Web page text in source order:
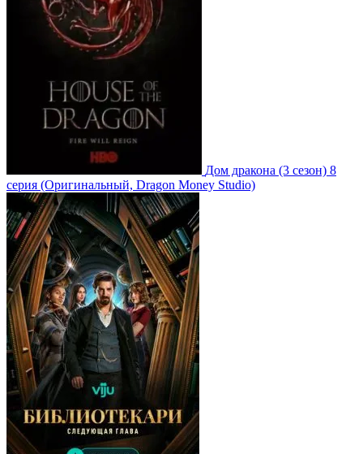
Дом дракона (3 сезон) 8
серия (Оригинальный, Dragon Money Studio)